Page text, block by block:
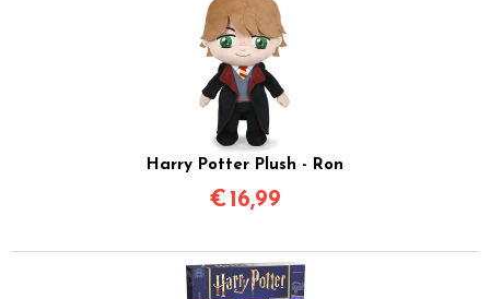
Harry Potter Plush - Ron
€ 16,99